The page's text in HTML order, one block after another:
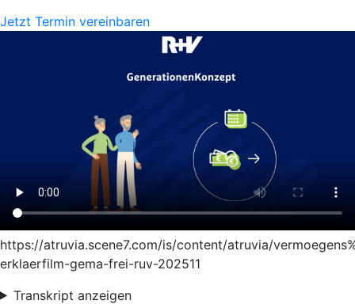
Jetzt Termin vereinbaren
https://atruvia.scene7.com/is/content/atruvia/
erklaerfilm-gema-frei-ruv-202511
Transkript anzeigen